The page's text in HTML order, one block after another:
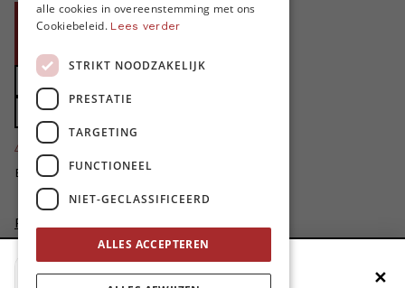
Doe een gift
Zet MO* in uw testament
4424
Bedankt voor jullie steun!
Privacybeleid
Disclaimer
AI Charter
Voeg MO* toe aan je beginscherm ✕
alle cookies in overeenstemming met ons
Cookiebeleid. Lees verder
STRIKT NOODZAKELIJK
PRESTATIE
TARGETING
FUNCTIONEEL
NIET-GECLASSIFICEERD
ALLES ACCEPTEREN